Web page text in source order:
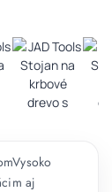
aj